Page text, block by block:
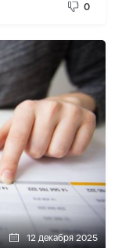
0
12 декабря 2025